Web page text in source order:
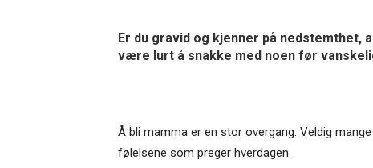
Er du gravid og kjenner på nedstemthet,
være lurt å snakke med noen før
Å bli mamma er en stor overgang. Veldig
følelsene som preger hverdagen.